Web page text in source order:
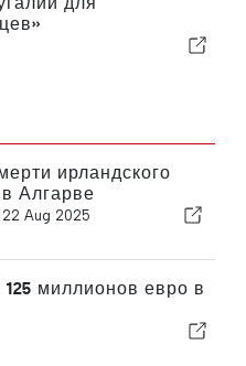
ирландского
Алгарве
22 Aug 2025
миллионов евро в